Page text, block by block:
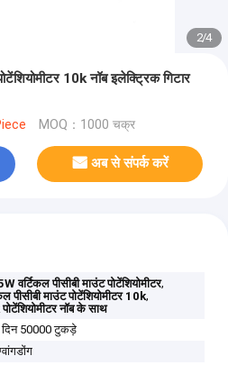
2/4
10k नॉब इलेक्ट्रिक गिटार
MOQ：1000 चक्र
अब से संपर्क करें
वर्टिकल पीसीबी माउंट पोटेंशियोमीटर,
पीसीबी माउंट पोटेंशियोमीटर 10k,
नॉब के साथ
दिन 50000 टुकड़े